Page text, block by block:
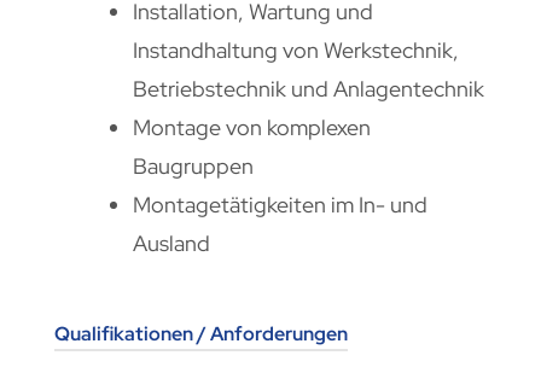
Installation, Wartung und
Instandhaltung von Werkstechnik,
Betriebstechnik und Anlagentechnik
Montage von komplexen
Baugruppen
Montagetätigkeiten im In- und
Ausland
Qualifikationen / Anforderungen